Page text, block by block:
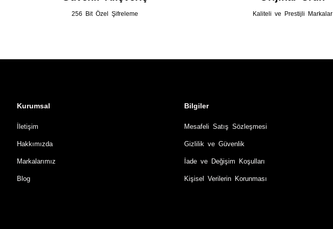
256 Bit Özel Şifreleme Kaliteli ve Prestijli Markalar
Kurumsal
İletişim
Hakkımızda
Markalarımız
Blog
Bilgiler
Mesafeli Satış Sözleşmesi
Gizlilik ve Güvenlik
İade ve Değişim Koşulları
Kişisel Verilerin Korunması